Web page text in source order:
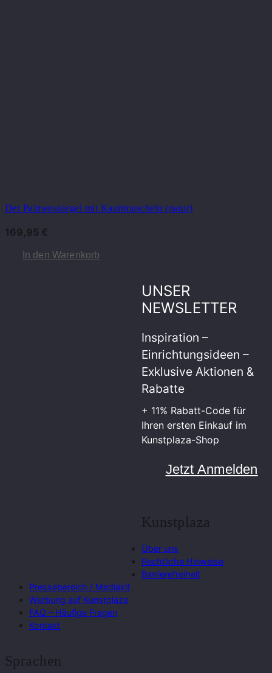
Der Palmenspiegel mit Kaurimuscheln (natur)
169,95 €
In den Warenkorb
UNSER
NEWSLETTER
Inspiration –
Einrichtungsideen –
Exklusive Aktionen &
Rabatte
+ 11% Rabatt-Code für
Ihren ersten Einkauf im
Kunstplaza-Shop
Jetzt Anmelden
Kunstplaza
Über uns
Rechtliche Hinweise
Barrierefreiheit
Pressebereich / Mediakit
Werbung auf Kunstplaza
FAQ – Häufige Fragen
Kontakt
Sprachen